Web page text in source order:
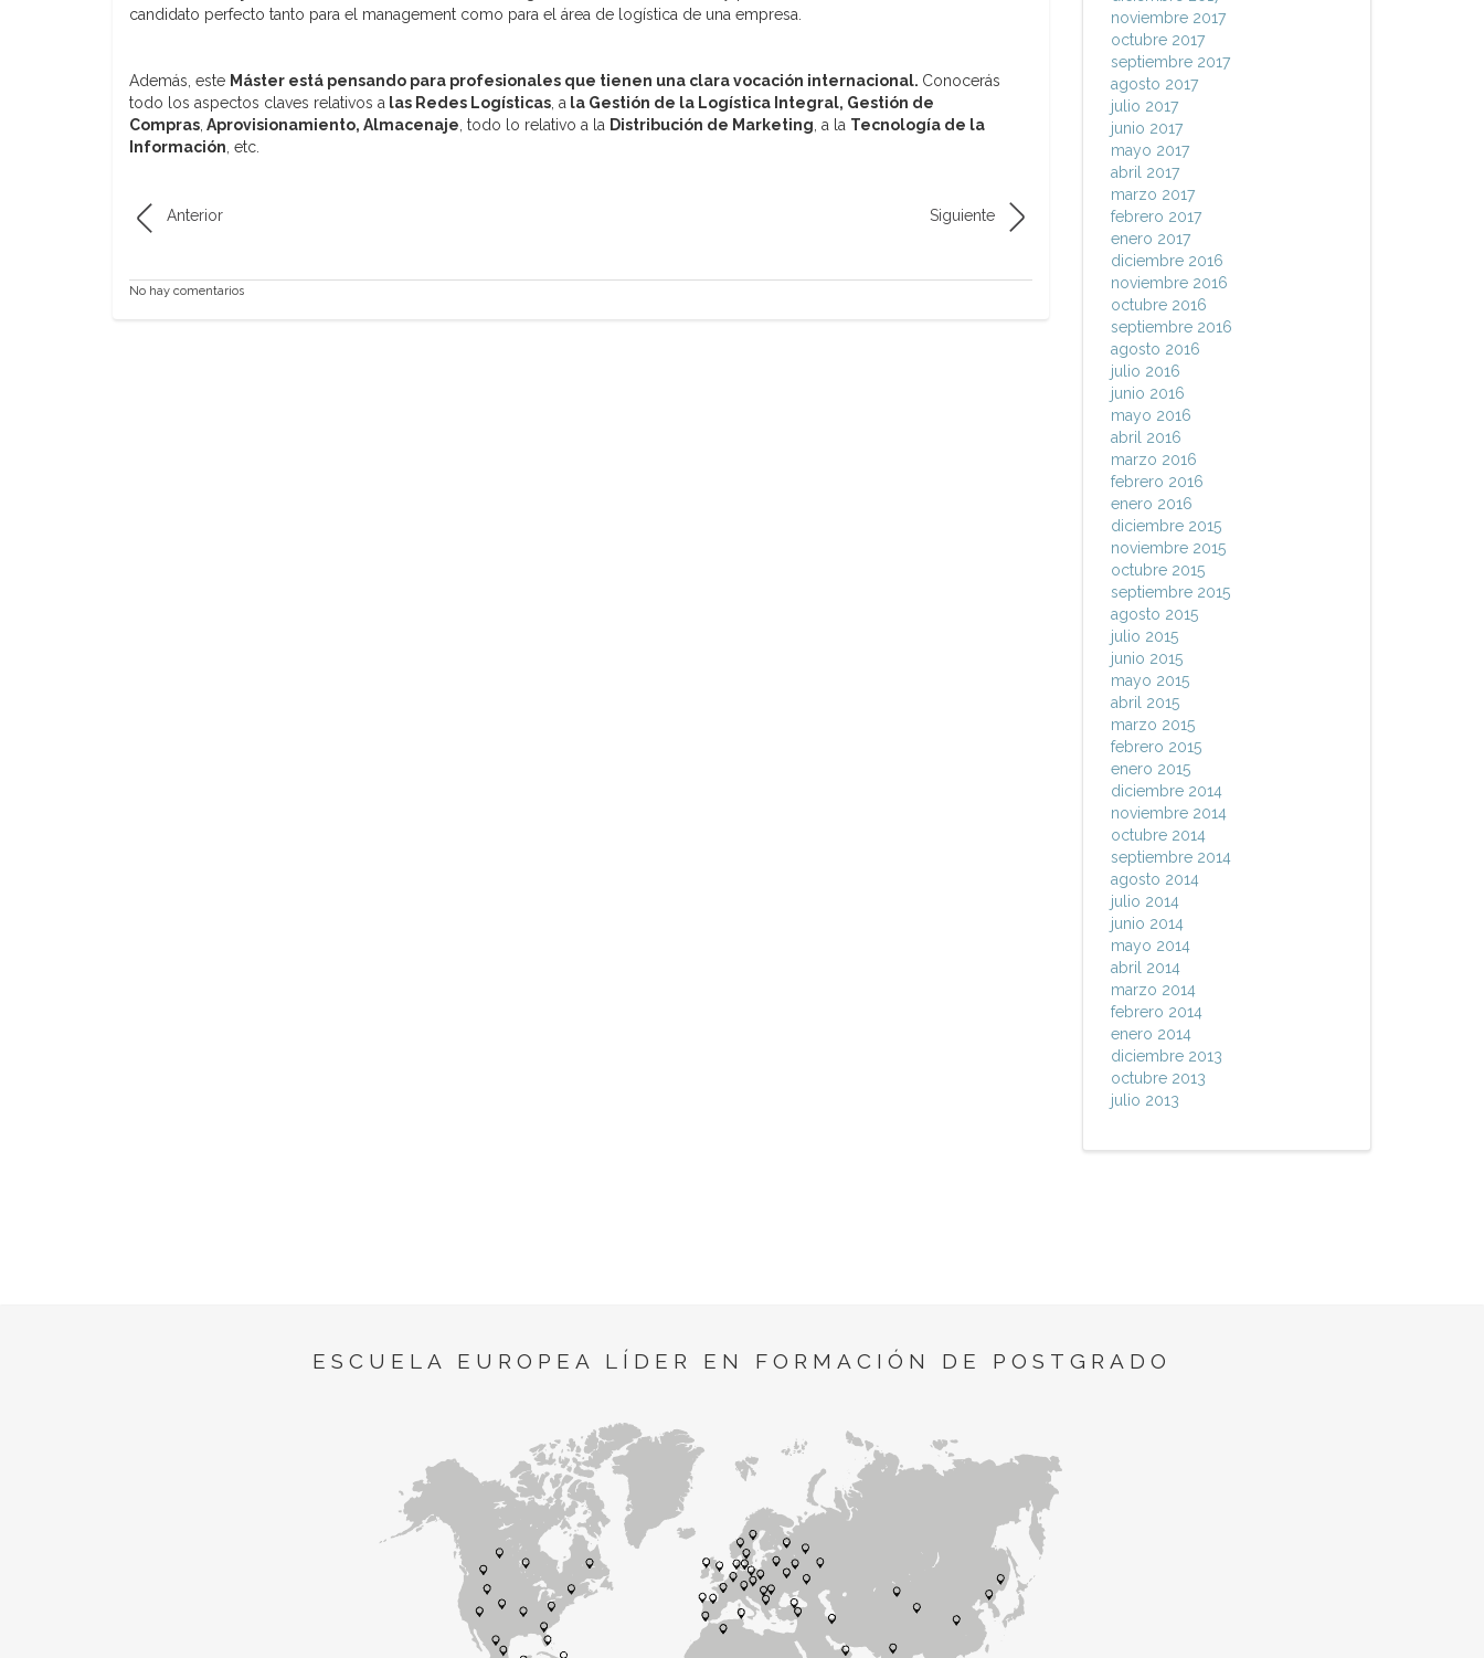
candidato perfecto tanto para el management como para el área de logística de una empresa.
Además, este Máster está pensando para profesionales que tienen una clara vocación internacional. Conocerás
todo los aspectos claves relativos a las Redes Logísticas , a la Gestión de la Logística Integral, Gestión de
Compras Aprovisionamiento, Almacenaje , todo lo relativo a la Distribución de Marketing , a la Tecnología de la
Información , etc.
Anterior Siguiente
No hay comentarios
noviembre 2017
octubre 2017
septiembre 2017
agosto 2017
julio 2017
junio 2017
mayo 2017
abril 2017
marzo 2017
febrero 2017
enero 2017
diciembre 2016
noviembre 2016
octubre 2016
septiembre 2016
agosto 2016
julio 2016
junio 2016
mayo 2016
abril 2016
marzo 2016
febrero 2016
enero 2016
diciembre 2015
noviembre 2015
octubre 2015
septiembre 2015
agosto 2015
julio 2015
junio 2015
mayo 2015
abril 2015
marzo 2015
febrero 2015
enero 2015
diciembre 2014
noviembre 2014
octubre 2014
septiembre 2014
agosto 2014
julio 2014
junio 2014
mayo 2014
abril 2014
marzo 2014
febrero 2014
enero 2014
diciembre 2013
octubre 2013
julio 2013
ESCUELA EUROPEA LÍDER EN FORMACIÓN DE POSTGRADO